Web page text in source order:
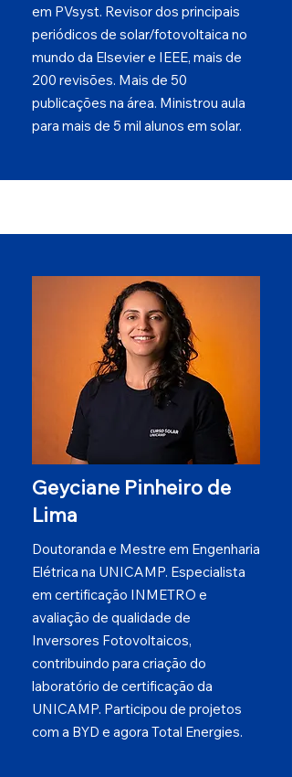
em PVsyst. Revisor dos principais
periódicos de solar/fotovoltaica no
mundo da Elsevier e IEEE, mais de
200 revisões. Mais de 50
publicações na área. Ministrou aula
para mais de 5 mil alunos em solar.
Geyciane Pinheiro de
Lima
Doutoranda e Mestre em Engenharia
Elétrica na UNICAMP. Especialista
em certificação INMETRO e
avaliação de qualidade de
Inversores Fotovoltaicos,
contribuindo para criação do
laboratório de certificação da
UNICAMP. Participou de projetos
com a BYD e agora Total Energies.